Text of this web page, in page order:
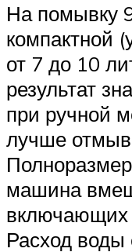
На помывку
компактной
от 7 до 10
результат
при ручной
лучше
машина
включающих
Расход воды